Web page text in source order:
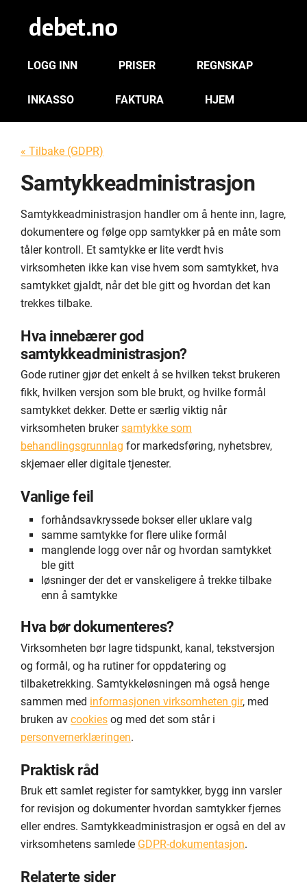
LOGG INN PRISER REGNSKAP
INKASSO FAKTURA HJEM
« Tilbake (GDPR)
Samtykkeadministrasjon
Samtykkeadministrasjon handler om å hente inn, lagre,
dokumentere og følge opp samtykker på en måte som
tåler kontroll. Et samtykke er lite verdt hvis
virksomheten ikke kan vise hvem som samtykket, hva
samtykket gjaldt, når det ble gitt og hvordan det kan
trekkes tilbake.
Hva innebærer god
samtykkeadministrasjon?
Gode rutiner gjør det enkelt å se hvilken tekst brukeren
fikk, hvilken versjon som ble brukt, og hvilke formål
samtykket dekker. Dette er særlig viktig når
virksomheten brukersamtykke som
behandlingsgrunnlag for markedsføring, nyhetsbrev,
skjemaer eller digitale tjenester.
Vanlige feil
forhåndsavkryssede bokser eller uklare valg
samme samtykke for flere ulike formål
manglende logg over når og hvordan samtykket
ble gitt
løsninger der det er vanskeligere å trekke tilbake
enn å samtykke
Hva bør dokumenteres?
Virksomheten bør lagre tidspunkt, kanal, tekstversjon
og formål, og ha rutiner for oppdatering og
tilbaketrekking. Samtykkeløsningen må også henge
sammen med informasjonen virksomheten gir, med
bruken av cookies og med det som står i
personvernerklæringen.
Praktisk råd
Bruk ett samlet register for samtykker, bygg inn varsler
for revisjon og dokumenter hvordan samtykker fjernes
eller endres. Samtykkeadministrasjon er også en del av
virksomhetens samlede GDPR-dokumentasjon.
Relaterte sider